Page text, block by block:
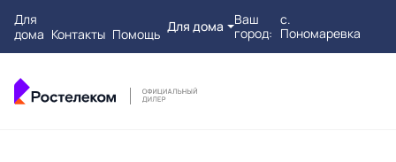
Для
дома Контакты Помощь Для дома
Ваш
город:
с.
Пономаревка